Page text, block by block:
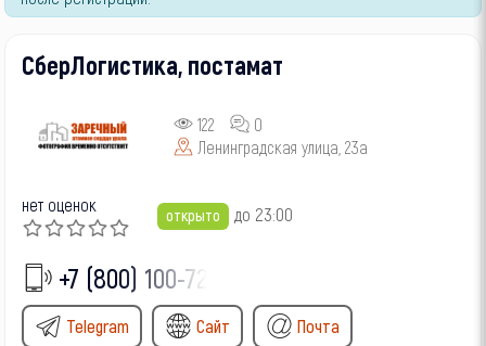
СберЛогистика, постамат
122
0
Ленинградская улица, 23а
нет оценок открыто до 23:00
+7 (800) 100-72-
Telegram Сайт Почта